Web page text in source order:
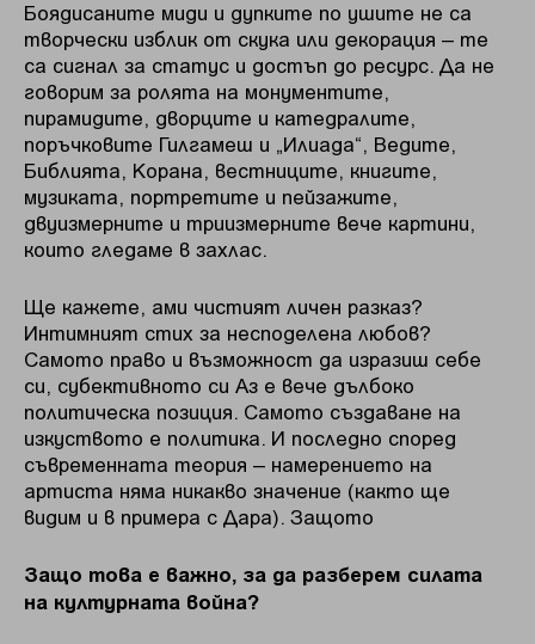
Боядисаните миди и дупките по ушите не са
творчески изблик от скука или декорация – те
са сигнал за статус и достъп до ресурс. Да не
говорим за ролята на монументите,
пирамидите, дворците и катедралите,
поръчковите Гилгамеш и „Илиада“, Ведите,
Библията, Корана, вестниците, книгите,
музиката, портретите и пейзажите,
двуизмерните и триизмерните вече картини,
които гледаме в захлас.
Ще кажете, ами чистият личен разказ?
Интимният стих за несподелена любов?
Самото право и възможност да изразиш себе
си, субективното си Аз е вече дълбоко
политическа позиция. Самото създаване на
изкуството е политика. И последно според
съвременната теория – намерението на
артиста няма никакво значение (както ще
видим и в примера с Дара). Защото
Защо това е важно, за да разберем силата
на културната война?